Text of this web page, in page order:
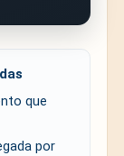
que
por